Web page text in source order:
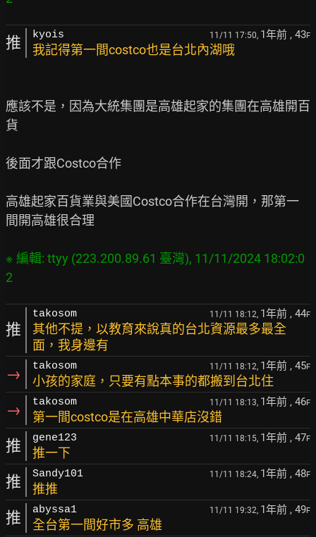
推 kyois 11/11 17:50, 1年前 , 43F
我記得第一間costco也是台北內湖哦
應該不是，因為大統集團是高雄起家的集團在高雄開百
貨
後面才跟Costco合作
高雄起家百貨業與美國Costco合作在台灣開，那第一
間開高雄很合理
※ 編輯: ttyy (223.200.89.61 臺灣), 11/11/2024 18:02:0
推
takosom 11/11 18:12, 1年前 , 44F
其他不提，以教育來說真的台北資源最多最全
面，我身邊有
→ takosom 11/11 18:12, 1年前 , 45F
小孩的家庭，只要有點本事的都搬到台北住
→ takosom 11/11 18:13, 1年前 , 46F
第一間costco是在高雄中華店沒錯
推 gene123 11/11 18:15, 1年前 , 47F
推一下
推 Sandy101 11/11 18:24, 1年前 , 48F
推推
推 abyssa1 11/11 19:32, 1年前 , 49F
全台第一間好市多 高雄